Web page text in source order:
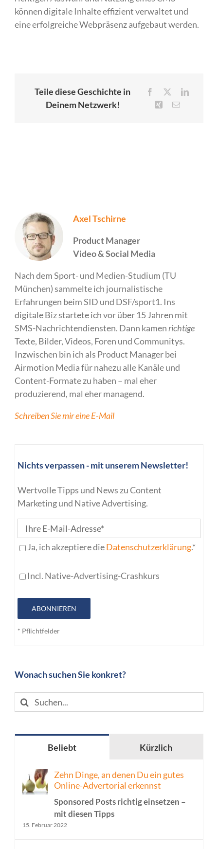
können digitale Inhalte effizient verwaltet und
eine erfolgreiche Webpräsenz aufgebaut werden.
Teile diese Geschichte in
Deinem Netzwerk!
Facebook
LinkedIn
Xing E-
Axel Tschirne
Product Manager
Video & Social Media
Nach dem Sport- und Medien-Studium (TU
München) sammelte ich journalistische
Erfahrungen beim SID und DSF/sport1. Ins
digitale Biz startete ich vor über 15 Jahren mit
SMS-Nachrichtendiensten. Dann kamenrichtige
Texte, Bilder, Videos, Foren und Communitys.
Inzwischen bin ich als Product Manager bei
Airmotion Media für nahezu alle Kanäle und
Content-Formate zu haben – mal eher
produzierend, mal eher managend.
Schreiben Sie mir eine E-Mail
Nichts verpassen - mit unserem Newsletter!
Wertvolle Tipps und News zu Content
Marketing und Native Advertising.
Ja, ich akzeptiere dieDatenschutzerklärung.*
Incl. Native-Advertising-Crashkurs
ABONNIEREN
* Pflichtfelder
Wonach suchen Sie konkret?
Suche
nach:
Beliebt Kürzlich
Zehn Dinge, an denen Du ein gutes
Online-Advertorial erkennst
Sponsored Posts richtig einsetzen –
mit diesen Tipps
15. Februar 2022